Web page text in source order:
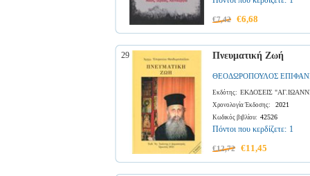
€7,42 €6,68
29 Πνευματική Ζωή
ΘΕΟΔΩΡΟΠΟΥΛΟΣ
Εκδότης: ΕΚΔΟΣΕΙΣ
Χρονολογία Έκδοσης: 2021
Κωδικός βιβλίου: 42526
Πόντοι που κερδίζετε: 1
€12,72 €11,45